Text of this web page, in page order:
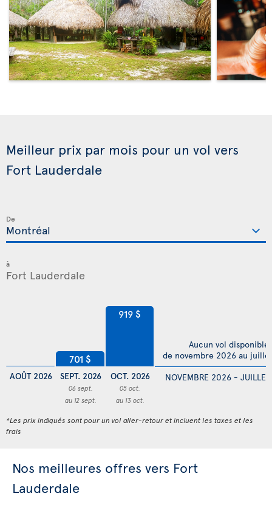
Meilleur prix par mois pour un vol vers
Fort Lauderdale
De
à
AOÛT 2026
701 $
SEPT. 2026
06 sept.
au 12 sept.
919 $
OCT. 2026
05 oct.
au 13 oct.
NOVEMBRE 2026 -
Aucun vol disponible
de novembre 2026 au
*Les prix indiqués sont pour un vol aller-retour et incluent les taxes et les
frais
Nos meilleures offres vers Fort
Lauderdale